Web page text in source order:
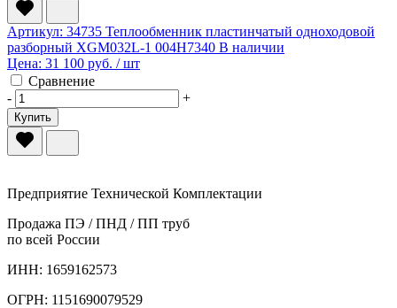
Артикул: 34735 Теплообменник пластинчатый одноходовой
разборный XGM032L-1 004H7340 В наличии
Цена: 31 100 руб. / шт
Сравнение
-
+
Купить
Предприятие Технической Комплектации
Продажа ПЭ / ПНД / ПП труб
по всей России
ИНН: 1659162573
ОГРН: 1151690079529